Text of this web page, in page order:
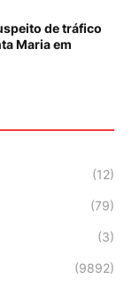
de tráfico
Maria em
(12)
(79)
(3)
(9892)